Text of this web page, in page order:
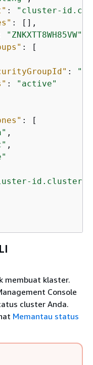
:
"cluster-
: [],
"ZNKXTT8WH85VW"
: [
:
:
"active"
: [
,
,
id.cluster-
membuat klaster.
Console
cluster Anda.
Memantau status